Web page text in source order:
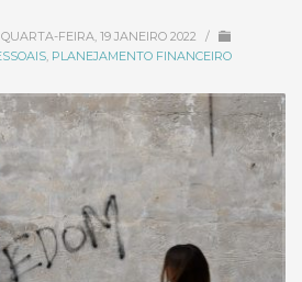
QUARTA-FEIRA, 19 JANEIRO 2022
/
PLANEJAMENTO FINANCEIRO